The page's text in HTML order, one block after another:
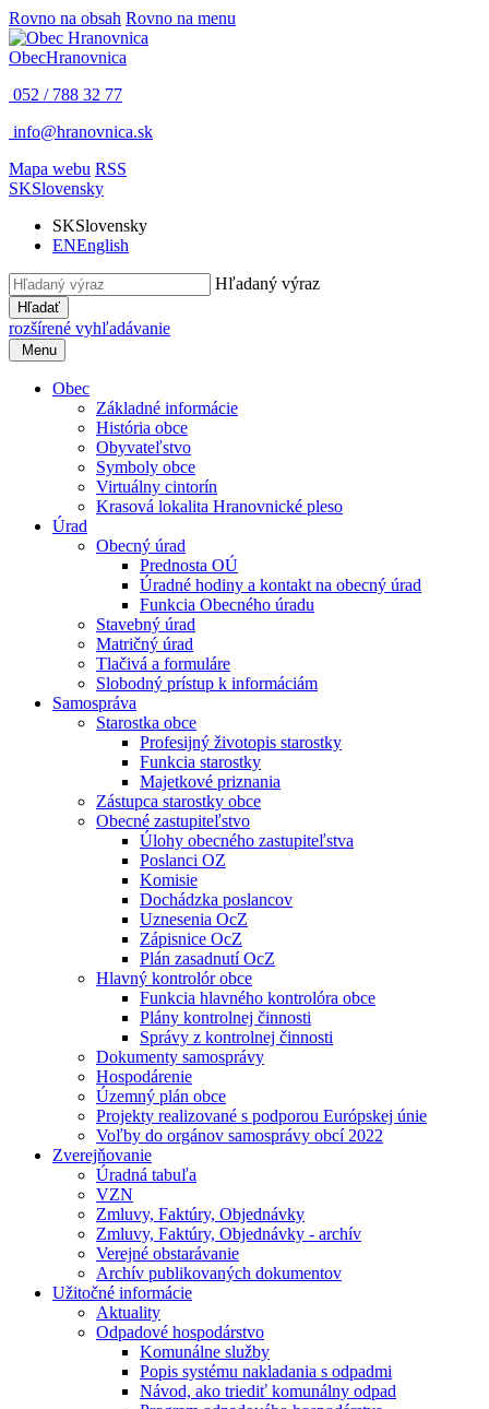
Rovno na obsah Rovno na menu
ObecHranovnica
052 / 788 32 77
info@hranovnica.sk
Mapa webu RSS
SKSlovensky
SKSlovensky
ENEnglish
Hľadaný výraz
Hľadať
rozšírené vyhľadávanie
Menu
Obec
Základné informácie
História obce
Obyvateľstvo
Symboly obce
Virtuálny cintorín
Krasová lokalita Hranovnické pleso
Úrad
Obecný úrad
Prednosta OÚ
Úradné hodiny a kontakt na obecný úrad
Funkcia Obecného úradu
Stavebný úrad
Matričný úrad
Tlačivá a formuláre
Slobodný prístup k informáciám
Samospráva
Starostka obce
Profesijný životopis starostky
Funkcia starostky
Majetkové priznania
Zástupca starostky obce
Obecné zastupiteľstvo
Úlohy obecného zastupiteľstva
Poslanci OZ
Komisie
Dochádzka poslancov
Uznesenia OcZ
Zápisnice OcZ
Plán zasadnutí OcZ
Hlavný kontrolór obce
Funkcia hlavného kontrolóra obce
Plány kontrolnej činnosti
Správy z kontrolnej činnosti
Dokumenty samosprávy
Hospodárenie
Územný plán obce
Projekty realizované s podporou Európskej únie
Voľby do orgánov samosprávy obcí 2022
Zverejňovanie
Úradná tabuľa
VZN
Zmluvy, Faktúry, Objednávky
Zmluvy, Faktúry, Objednávky - archív
Verejné obstarávanie
Archív publikovaných dokumentov
Užitočné informácie
Aktuality
Odpadové hospodárstvo
Komunálne služby
Popis systému nakladania s odpadmi
Návod, ako triediť komunálny odpad